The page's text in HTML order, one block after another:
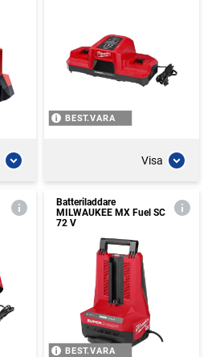
BEST.VARA
Visa
Batteriladdare
MILWAUKEE MX Fuel SC
72 V
BEST.VARA